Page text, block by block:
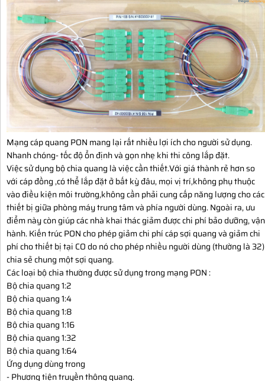
Mạng cáp quang PON mang lại rất nhiều lợi ích cho người sử dụng.
Nhanh chóng- tốc độ ổn định và gọn nhẹ khi thi công lắp đặt.
Việc sử dụng bộ chia quang là việc cần thiết.Với giá thành rẻ hơn so
với cáp đồng ,có thể lắp đặt ở bất kỳ đâu, mọi vị trí,không phụ thuộc
vào điều kiện môi trường,không cần phải cung cấp năng lượng cho các
thiết bị giữa phòng máy trung tâm và phía người dùng. Ngoài ra, ưu
điểm này còn giúp các nhà khai thác giảm được chi phí bảo dưỡng, vận
hành. Kiến trúc PON cho phép giảm chi phí cáp sợi quang và giảm chi
phí cho thiết bị tại CO do nó cho phép nhiều người dùng (thường là 32)
chia sẻ chung một sợi quang.
Các loại bộ chia thường được sử dụng trong mạng PON :
Bộ chia quang 1:2
Bộ chia quang 1:4
Bộ chia quang 1:8
Bộ chia quang 1:16
Bộ chia quang 1:32
Bộ chia quang 1:64
Ứng dụng dùng trong
- Phương tiện truyền thông quang.